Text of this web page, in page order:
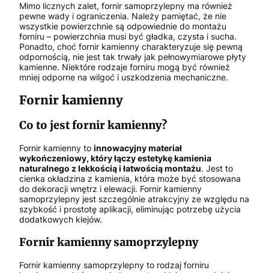
Mimo licznych zalet, fornir samoprzylepny ma również
pewne wady i ograniczenia. Należy pamiętać, że nie
wszystkie powierzchnie są odpowiednie do montażu
forniru – powierzchnia musi być gładka, czysta i sucha.
Ponadto, choć fornir kamienny charakteryzuje się pewną
odpornością, nie jest tak trwały jak pełnowymiarowe płyty
kamienne. Niektóre rodzaje forniru mogą być również
mniej odporne na wilgoć i uszkodzenia mechaniczne.
Fornir kamienny
Co to jest fornir kamienny?
Fornir kamienny to innowacyjny materiał
wykończeniowy, który łączy estetykę kamienia
naturalnego z lekkością i łatwością montażu. Jest to
cienka okładzina z kamienia, która może być stosowana
do dekoracji wnętrz i elewacji. Fornir kamienny
samoprzylepny jest szczególnie atrakcyjny ze względu na
szybkość i prostotę aplikacji, eliminując potrzebę użycia
dodatkowych klejów.
Fornir kamienny samoprzylepny
Fornir kamienny samoprzylepny to rodzaj forniru